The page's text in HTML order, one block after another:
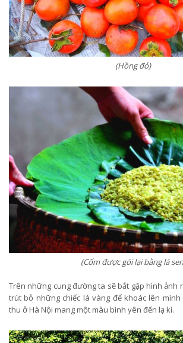
(Hồng đỏ)
(Cốm được gói lại bằng lá
Trên những cung đường ta sẽ bắt gặp hình ảnh
trút bỏ những chiếc lá vàng để khoác lên
thu ở Hà Nội mang một màu bình yên đến lạ kì.